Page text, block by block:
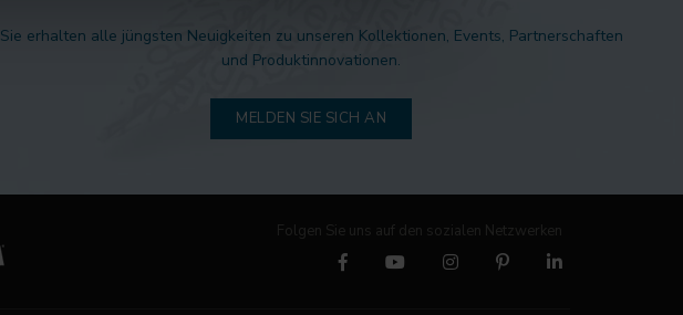
Sie erhalten alle jüngsten Neuigkeiten zu unseren Kollektionen, Events, Partnerschaften
und Produktinnovationen.
MELDEN SIE SICH AN
Folgen Sie uns auf den sozialen Netzwerken